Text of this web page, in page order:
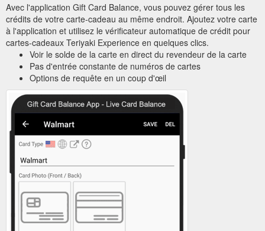
Avec l'application Gift Card Balance, vous pouvez gérer tous les
crédits de votre carte-cadeau au même endroit. Ajoutez votre carte
à l'application et utilisez le vérificateur automatique de crédit pour
cartes-cadeaux Teriyaki Experience en quelques clics.
Voir le solde de la carte en direct du revendeur de la carte
Pas d'entrée constante de numéros de cartes
Options de requête en un coup d'œil